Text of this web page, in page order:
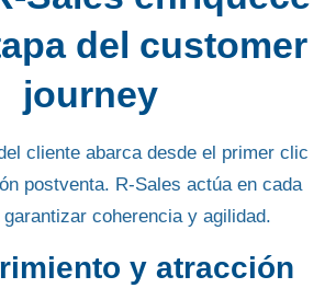
del customer
journey
cliente abarca desde el primer clic
postventa. R-Sales actúa en cada
coherencia y agilidad.
y atracción